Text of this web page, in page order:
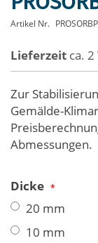
der
Bildergalerie
Artikel Nr. PROSORBP
Lieferzeit ca.
Zur
Gemälde-
Abmessungen.
Dicke
20 mm
10 mm